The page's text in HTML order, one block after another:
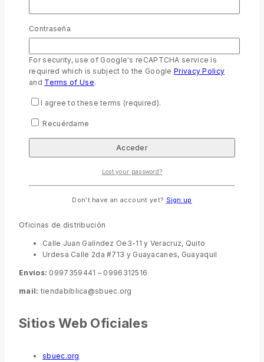
Valoramos la asequibilidad de las Escrituras para todos.
Nos valoramos mutuamente como aliados que buscan
servirse entre sí, sirviendo juntos a las iglesias con el
Valoramos las relaciones abiertas, la
responsabilidad mutua y el uso responsable de los
recursos dados por Dios.
Sociedades Biblicas Unidas ®
Sociedades Biblicas Unidas en
Oficinas de distribución
Calle Juan Galíndez Oe3-11 y Veracruz, Quito
Urdesa Calle 2da #713 y Guayacanes, Guayaquil
Envíos: 0997359441 – 0996312516
mail: tiendabiblica@sbuec.org
Sitios Web Oficiales
sbuec.org
Contraseña
For security, use of Google's reCAPTCHA service is
required which is subject to the GooglePrivacy Policy
and Terms of Use.
I agree to these terms (required).
Recuérdame
Lost your password?
Don't have an account yet? Sign up